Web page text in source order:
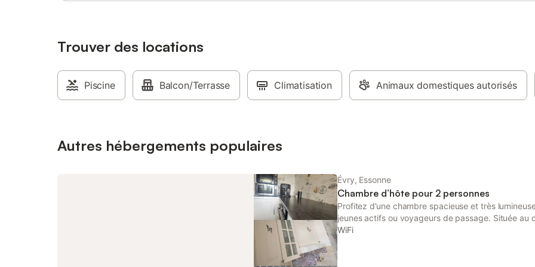
Trouver des locations
Piscine Balcon/Terrasse Climatisation Animaux domestiques autorisés
Autres hébergements populaires
Évry, Essonne
Chambre d’hôte pour 2 personnes
Profitez d’une chambre spacieuse et très
jeunes actifs ou voyageurs de passage. Située
serez à seulement quelques minutes à pied du
WiFi